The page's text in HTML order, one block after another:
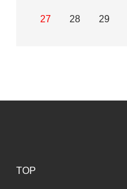
27 28 29
TOP